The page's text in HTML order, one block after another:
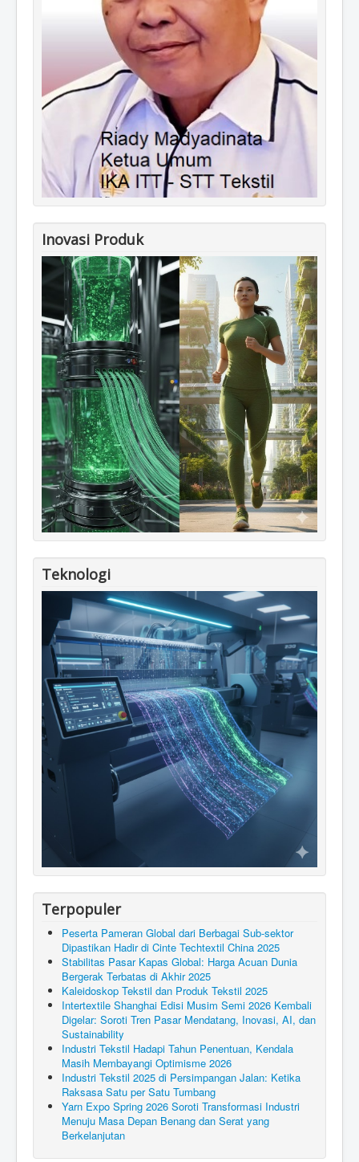
Inovasi Produk
Teknologi
Terpopuler
Peserta Pameran Global dari Berbagai Sub-sektor
Dipastikan Hadir di Cinte Techtextil China 2025
Stabilitas Pasar Kapas Global: Harga Acuan Dunia
Bergerak Terbatas di Akhir 2025
Kaleidoskop Tekstil dan Produk Tekstil 2025
Intertextile Shanghai Edisi Musim Semi 2026 Kembali
Digelar: Soroti Tren Pasar Mendatang, Inovasi, AI, dan
Sustainability
Industri Tekstil Hadapi Tahun Penentuan, Kendala
Masih Membayangi Optimisme 2026
Industri Tekstil 2025 di Persimpangan Jalan: Ketika
Raksasa Satu per Satu Tumbang
Yarn Expo Spring 2026 Soroti Transformasi Industri
Menuju Masa Depan Benang dan Serat yang
Berkelanjutan